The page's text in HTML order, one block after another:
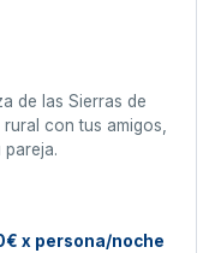
de las Sierras de
con tus amigos,
x persona/noche